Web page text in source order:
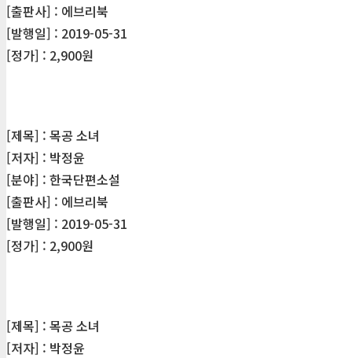
[출판사] : 에브리북
[발행일] : 2019-05-31
[정가] : 2,900원
[제목] : 목공 소녀
[저자] : 박정윤
[분야] : 한국단편소설
[출판사] : 에브리북
[발행일] : 2019-05-31
[정가] : 2,900원
[제목] : 목공 소녀
[저자] : 박정윤